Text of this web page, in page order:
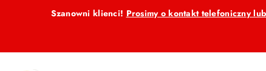
Przejdź do treści głównej
Przejdź do wyszukiwarki
Przejdź do moje konto
Przejdź do menu głównego
Przejdź do opisu produktu
Przejdź do stopki
Szanowni klienci! Prosimy o kontakt telefoniczny